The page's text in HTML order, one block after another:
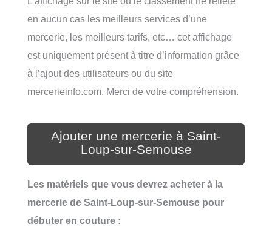
en aucun cas les meilleurs services d’une
mercerie, les meilleurs tarifs, etc… cet affichage
est uniquement présent à titre d’information grâce
à l’ajout des utilisateurs ou du site
mercerieinfo.com. Merci de votre compréhension.
Ajouter une mercerie à Saint-
Loup-sur-Semouse
Les matériels que vous devrez acheter à la
mercerie de Saint-Loup-sur-Semouse pour
débuter en couture :